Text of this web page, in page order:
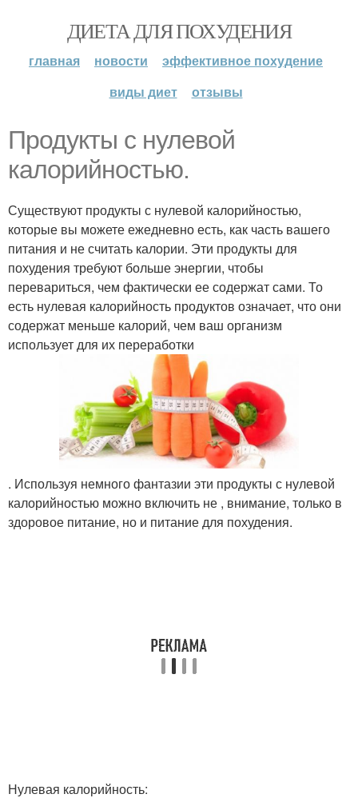
ДИЕТА ДЛЯ ПОХУДЕНИЯ
главная новости
эффективное похудение
виды диет
отзывы
Продукты с нулевой
калорийностью.
Существуют продукты с нулевой калорийностью,
которые вы можете ежедневно есть, как часть вашего
питания и не считать калории. Эти продукты для
похудения требуют больше энергии, чтобы
перевариться, чем фактически ее содержат сами. То
есть нулевая калорийность продуктов означает, что они
содержат меньше калорий, чем ваш организм
использует для их переработки
. Используя немного фантазии эти продукты с нулевой
калорийностью можно включить не , внимание, только в
здоровое питание, но и питание для похудения.
Нулевая калорийность: